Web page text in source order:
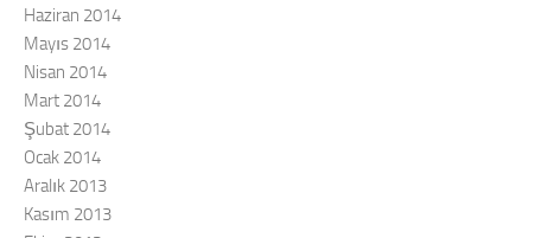
Haziran 2014
Mayıs 2014
Nisan 2014
Mart 2014
Şubat 2014
Ocak 2014
Aralık 2013
Kasım 2013